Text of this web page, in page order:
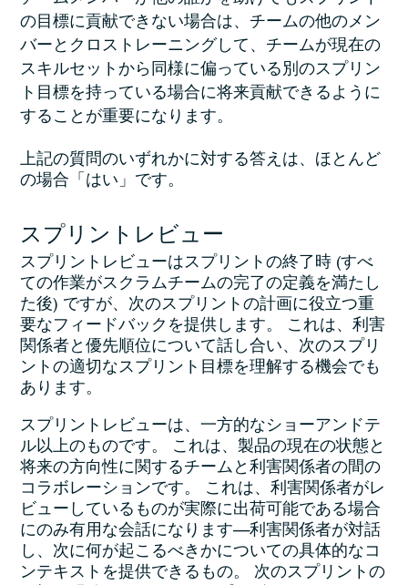
の目標に貢献できない場合は、チームの他のメン
バーとクロストレーニングして、チームが現在の
スキルセットから同様に偏っている別のスプリン
ト目標を持っている場合に将来貢献できるように
することが重要になります。
上記の質問のいずれかに対する答えは、ほとんど
の場合「はい」です。
スプリントレビュー
スプリントレビューはスプリントの終了時 (すべ
ての作業がスクラムチームの完了の定義を満たし
た後) ですが、次のスプリントの計画に役立つ重
要なフィードバックを提供します。 これは、利害
関係者と優先順位について話し合い、次のスプリ
ントの適切なスプリント目標を理解する機会でも
あります。
スプリントレビューは、一方的なショーアンドテ
ル以上のものです。 これは、製品の現在の状態と
将来の方向性に関するチームと利害関係者の間の
コラボレーションです。 これは、利害関係者がレ
ビューしているものが実際に出荷可能である場合
にのみ有用な会話になります—利害関係者が対話
し、次に何が起こるべきかについての具体的なコ
ンテキストを提供できるもの。 次のスプリントの